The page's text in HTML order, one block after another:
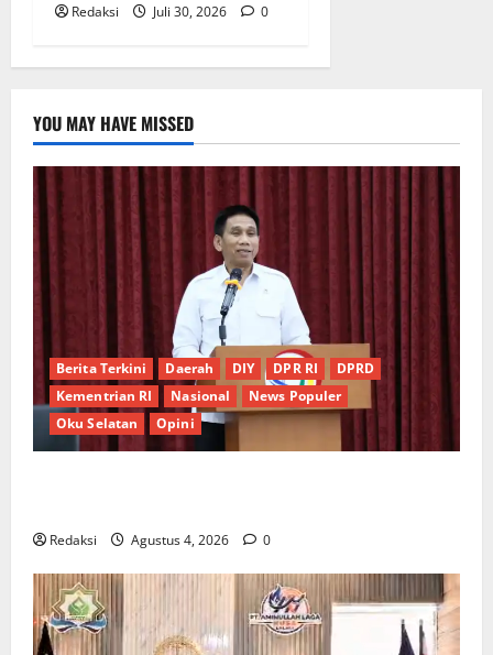
Redaksi Juli 30, 2026 0
YOU MAY HAVE MISSED
Berita Terkini Daerah DIY DPR RI
DPRD
Kementrian RI
Nasional
News Populer
Oku Selatan
Opini
Redaksi Agustus 4, 2026 0